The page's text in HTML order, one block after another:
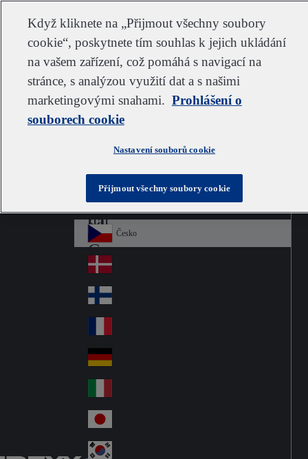
Go to home
Jump to navigation
Jump to content
Zákaznická podpora Kontaktujte nás Odebírat Kariéra ve společnosti IDEXX
Czech
Au
str
ali
Australia
Au
Österreich
azi
Ca
na
da
Canada
Ch
ina
中国大陆
Cz
ec
h
Česko
De
nm
ark
Fin
d
Fra
nc
e
Ge
an
y
Ital
y
Jap
an
Když kliknete na „Přijmout všechny soubory
cookie“, poskytnete tím souhlas k jejich ukládání
na vašem zařízení, což pomáhá s navigací na
stránce, s analýzou využití dat a s našimi
marketingovými snahami. Prohlášení o
souborech cookie
Nastavení souborů cookie
Přijmout všechny soubory cookie